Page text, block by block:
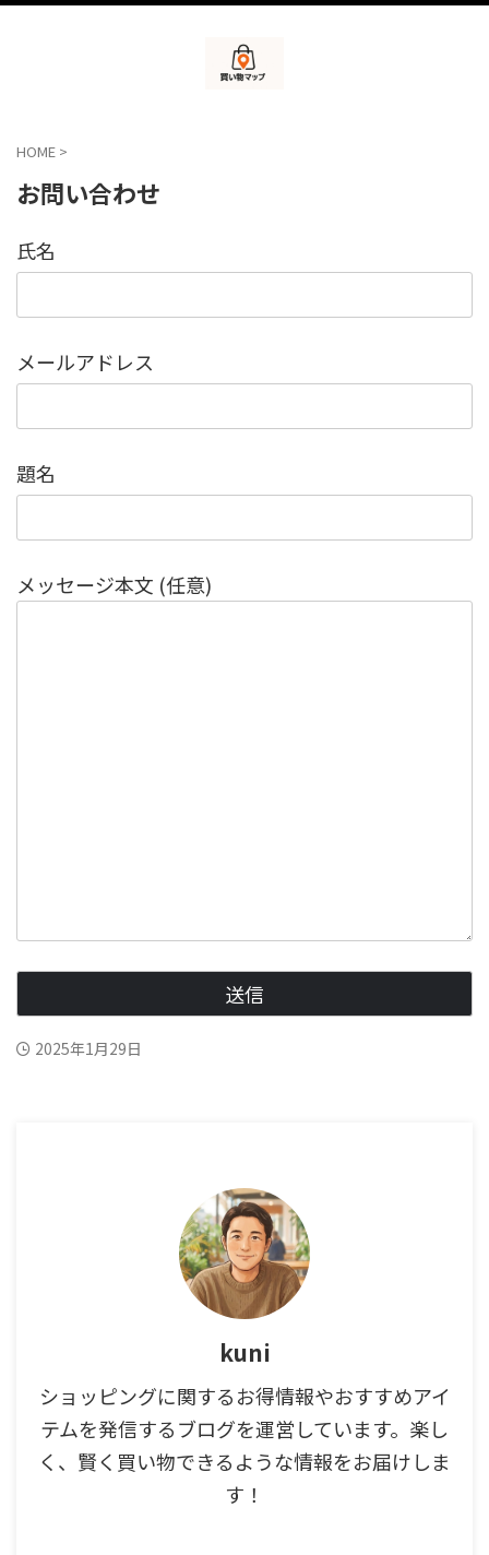
HOME >
お問い合わせ
氏名
メールアドレス
題名
メッセージ本文 (任意)
2025年1月29日
kuni
ショッピングに関するお得情報やおすすめアイ
テムを発信するブログを運営しています。楽し
く、賢く買い物できるような情報をお届けしま
す！